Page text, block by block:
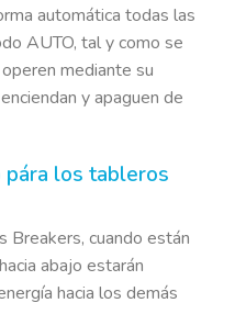
automática todas las
AUTO, tal y como se
mediante su
y apaguen de
pára los tableros
Breakers, cuando están
abajo estarán
hacia los demás